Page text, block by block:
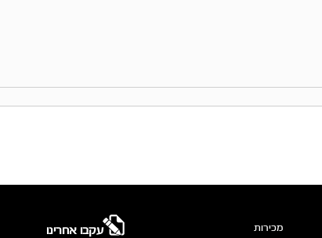
מכירות
עקבו אחרינו